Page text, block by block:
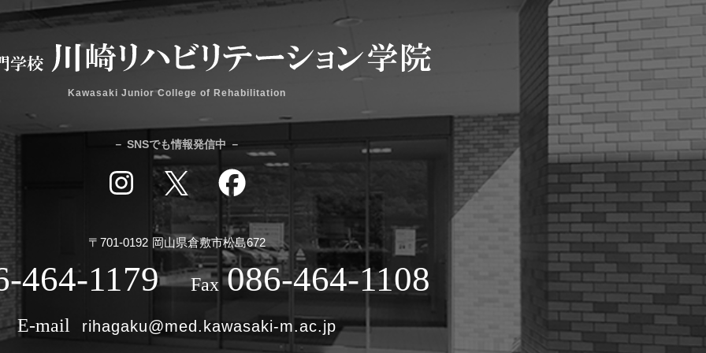
Kawasaki Junior College of Rehabilitation
－ SNSでも情報発信中 －
〒701-0192 岡山県倉敷市松島672
464-1179 086-464-1108
rihagaku@med.kawasaki-m.ac.jp